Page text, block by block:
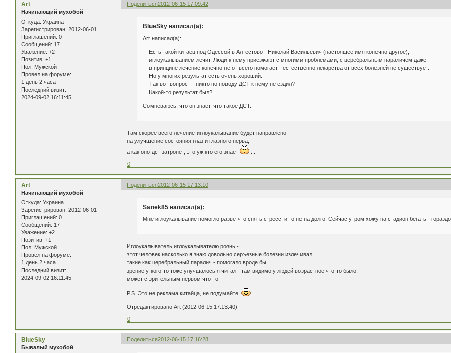
Поделиться2012-06-15 17:09:42
Art
Начинающий мухобой
Откуда: Украина
Зарегистрирован: 2012-06-01
Приглашений: 0
Сообщений: 17
Уважение: +2
Позитив: +1
Пол: Мужской
Провел на форуме:
1 день 2 часа
Последний визит:
2024-09-02 16:11:45
BlueSky написал(а):
Art написал(а):
Есть такой китаец под Одессой в Алтестово - Николай Васильевич (настоящее имя конечно другое),
иглоукалыванием лечит. Люди к нему приезжают с многими проблемами, с церебральным параличем даже,
в принципе лечение конечно не от всего помогает - естественно лекарства от всех болезней не существует.
Но у многих результат есть очень хороший.
Так вот вопрос - никто по поводу ДСТ к нему не ездил?
Какой-то результат был?
Сомневаюсь, что он знает, что такое ДСТ.
Там скорее всего лечение-иглоукалывание будет направлено
на улучшение состояния глаз и глазного нерва,
а как оно дст затронет, это уж кто его знает
0
Поделиться2012-06-15 17:13:10
Art
Начинающий мухобой
Откуда: Украина
Зарегистрирован: 2012-06-01
Приглашений: 0
Сообщений: 17
Уважение: +2
Позитив: +1
Пол: Мужской
Провел на форуме:
1 день 2 часа
Последний визит:
2024-09-02 16:11:45
Sanek85 написал(а):
Мне иглоукалывание помогло разве-что снять стресс, и то не на долго. Сейчас утром хожу на стадион бегать -
Иглоукалыватель иглоукалывателю рознь -
этот человек насколько я знаю довольно серъезные болезни излечивал,
такие как церебральный паралич - помогало вроде бы,
зрение у кого-то тоже улучшалось я читал - там видимо у людей возрастное что-то было,
может с зрительным нервом что-то
P.S. Это не реклама китайца, не подумайте
Отредактировано Art (2012-06-15 17:13:40)
0
Поделиться2012-06-15 17:16:28
BlueSky
Бывалый мухобой